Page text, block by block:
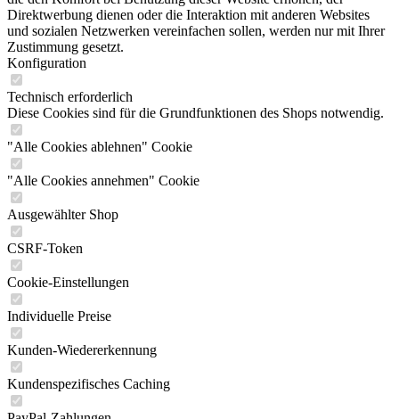
Direktwerbung dienen oder die Interaktion mit anderen Websites
und sozialen Netzwerken vereinfachen sollen, werden nur mit Ihrer
Zustimmung gesetzt.
Konfiguration
Technisch erforderlich
Diese Cookies sind für die Grundfunktionen des Shops notwendig.
"Alle Cookies ablehnen" Cookie
"Alle Cookies annehmen" Cookie
Ausgewählter Shop
CSRF-Token
Cookie-Einstellungen
Individuelle Preise
Kunden-Wiedererkennung
Kundenspezifisches Caching